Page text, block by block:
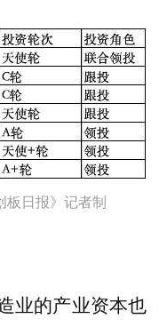
板日报》记者制
业的产业资本也